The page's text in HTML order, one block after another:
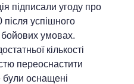
підписали угоду про
успішного
бойових умовах.
кількості
переоснастити
були оснащені